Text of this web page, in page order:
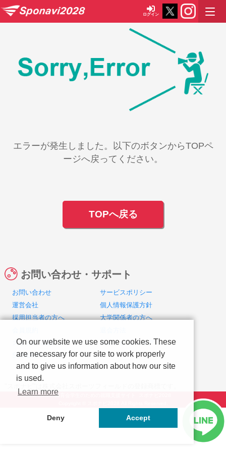
ログイン
エラーが発生しました。以下のボタンからTOPペ
ージへ戻ってください。
TOPへ戻る
お問い合わせ・サポート
お問い合わせ
サービスポリシー
運営会社
個人情報保護方針
採用担当者の方へ
大学関係者の方へ
スポナビ 2027
スポナビ キャリア
SPODGE
体育会学生のための就職支援サイト スポナビ2028
On our website we use some cookies. These
are necessary for our site to work properly
and to give us information about how our site
is used.
Learn more
Deny Accept